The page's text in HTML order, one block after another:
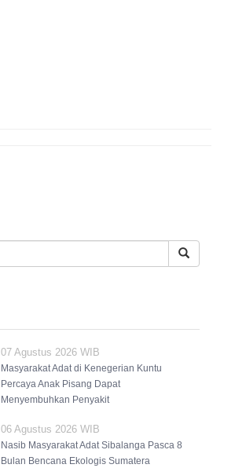
07 Agustus 2026 WIB
Masyarakat Adat di Kenegerian Kuntu
Percaya Anak Pisang Dapat
Menyembuhkan Penyakit
06 Agustus 2026 WIB
Nasib Masyarakat Adat Sibalanga Pasca 8
Bulan Bencana Ekologis Sumatera